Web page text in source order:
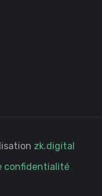
zk.digital
confidentialité